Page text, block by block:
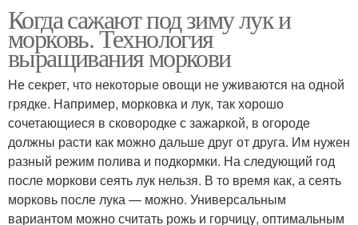
Когда сажают под зиму лук и
морковь. Технология
выращивания моркови
Не секрет, что некоторые овощи не уживаются на одной
грядке. Например, морковка и лук, так хорошо
сочетающиеся в сковородке с зажаркой, в огороде
должны расти как можно дальше друг от друга. Им нужен
разный режим полива и подкормки. На следующий год
после моркови сеять лук нельзя. В то время как, а сеять
морковь после лука — можно. Универсальным
вариантом можно считать рожь и горчицу, оптимальным